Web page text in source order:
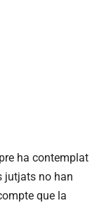
ha contemplat
jutjats no han
que la